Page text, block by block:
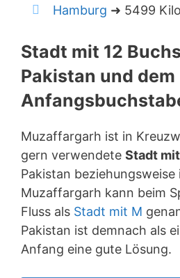
Hamburg ➜ 5499
Stadt mit 12
Pakistan und dem
Muzaffargarh ist in
gern verwendete Stadt
Pakistan beziehungsweise
Muzaffargarh kann beim
Fluss als Stadt mit M
Pakistan ist demnach als
Anfang eine gute Lösung.